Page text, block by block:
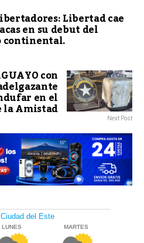
Libertad cae
en su debut del
continental.
con
en el
la Amistad Next Post